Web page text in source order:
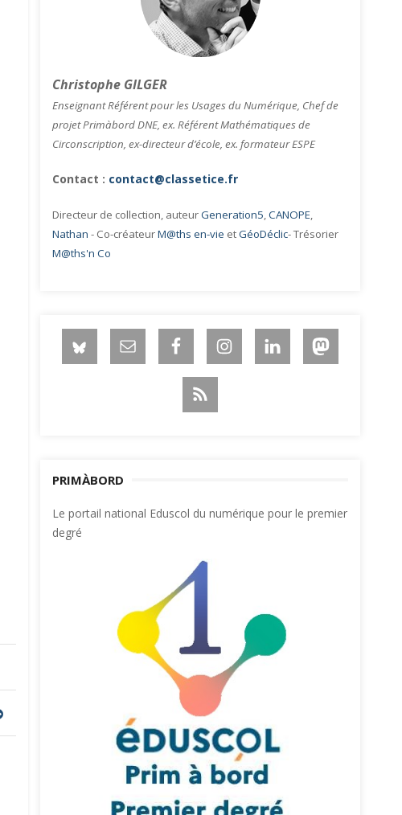
Christophe GILGER
Enseignant Référent pour les Usages du Numérique, Chef de
projet Primàbord DNE, ex. Référent Mathématiques de
Circonscription, ex-directeur d’école, ex. formateur ESPE
Contact : contact@classetice.fr
Directeur de collection, auteurGeneration5,CANOPE,
Nathan - Co-créateurM@ths en-vie etGéoDéclic- Trésorier
M@ths'n Co
PRIMÀBORD
Le portail national Eduscol du numérique pour le premier
degré